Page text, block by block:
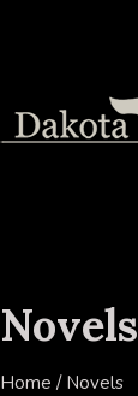
Novels
Home / Novels